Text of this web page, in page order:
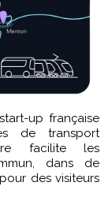
de transport
facilite les
dans de
des visiteurs